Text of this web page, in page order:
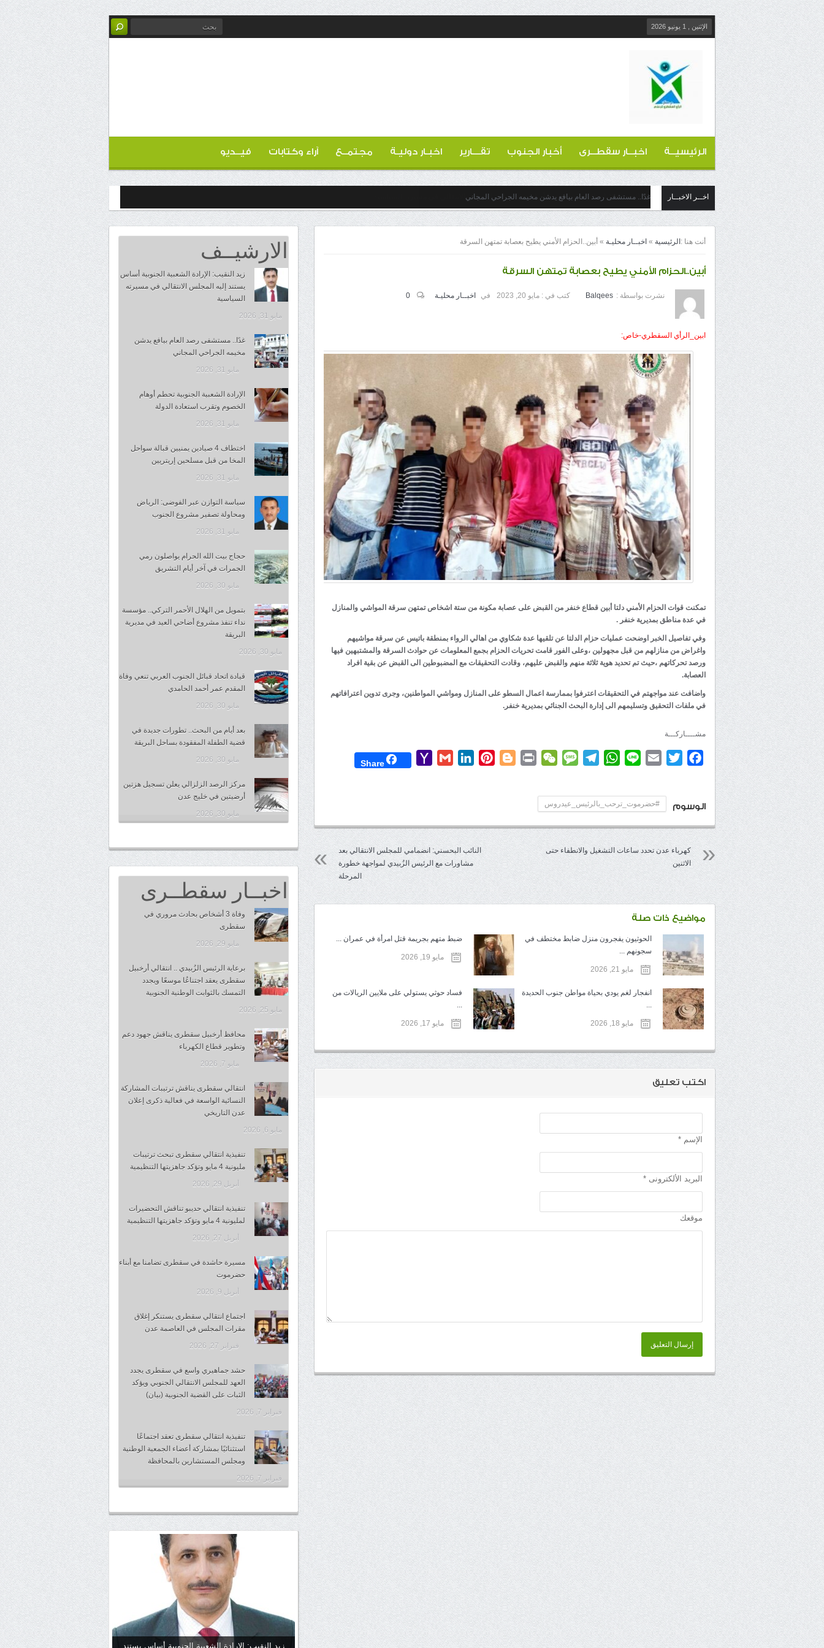
الإثنين , 1 يونيو 2026
الرئيسيــة اخبــار سقطــرى أخبار الجنوب تقـــارير اخبـار دوليـة مجتمــع آراء وكتابات فيــديو
اخــر الاخبــار غدًا.. مستشفى رصد العام بيافع يدشن مخيمه الجراحي المجاني
أنت هنا : الرئيسية » اخبــار محليـة » أبين..الحزام الأمني يطيح بعصابة تمتهن السرقة
أبين..الحزام الأمني يطيح بعصابة تمتهن السرقة
نشرت بواسطة : Balqees كتب في : مايو 20, 2023 في اخبــار محليـة 0
ابين_الرأي السقطري-خاص:
تمكنت قوات الحزام الأمني دلتا أبين قطاع خنفر من القبض على عصابة مكونة من ستة اشخاص تمتهن سرقة المواشي والمنازل
في عدة مناطق بمديرية خنفر .
وفي تفاصيل الخبر اوضحت عمليات حزام الدلتا عن تلقيها عدة شكاوي من اهالي الرواء بمنطقة باتيس عن سرقة مواشيهم
واغراض من منازلهم من قبل مجهولين ،وعلى الفور قامت تحريات الحزام بجمع المعلومات عن حوادث السرقة والمشتبهين فيها
ورصد تحركاتهم ،حيث تم تحديد هوية ثلاثة منهم والقبض عليهم، وقادت التحقيقات مع المضبوطين الى القبض عن بقية افراد
العصابة.
واضافت عند مواجهتم في التحقيقات اعترفوا بممارسة اعمال السطو على المنازل ومواشي المواطنين، وجرى تدوين اعترافاتهم
في ملفات التحقيق وتسليمهم الى إدارة البحث الجنائي بمديرية خنفر.
مشــــاركـــة
Facebook
Twitter
Email
Line
WhatsApp
Telegram
Message
WeChat
Print
Blogger
Pinterest
LinkedIn
Gmail
Yahoo
Share
الوسوم #حضرموت_ترحب_بالرئيس_عيدروس
النائب البحسني: انضمامي للمجلس الانتقالي بعد
مشاورات مع الرئيس الزُبيدي لمواجهة خطورة
المرحلة
كهرباء عدن تحدد ساعات التشغيل والانطفاء حتى
الاثنين
مواضيع ذات صلة
الحوثيون يفجرون منزل ضابط مختطف في
سجونهم ...
مايو 21, 2026
ضبط متهم بجريمة قتل امرأة في عمران ...
مايو 19, 2026
انفجار لغم يودي بحياة مواطن جنوب الحديدة
...
مايو 18, 2026
فساد حوثي يستولي على ملايين الريالات من
...
مايو 17, 2026
اكتب تعليق
الإسم *
البريد الألكترونى *
موقعك
إرسال التعليق
الارشيــف
زيد النقيب: الإرادة الشعبية الجنوبية أساس
يستند إليه المجلس الانتقالي في مسيرته
السياسية
مايو 31, 2026
غدًا.. مستشفى رصد العام بيافع يدشن
مخيمه الجراحي المجاني
مايو 31, 2026
الإرادة الشعبية الجنوبية تحطم أوهام
الخصوم وتقرب استعادة الدولة
مايو 31, 2026
اختطاف 4 صيادين يمنيين قبالة سواحل
المخا من قبل مسلحين إريتريين
مايو 31, 2026
سياسة التوازن عبر الفوضى: الرياض
ومحاولة تصفير مشروع الجنوب
مايو 31, 2026
حجاج بيت الله الحرام يواصلون رمي
الجمرات في آخر أيام التشريق
مايو 30, 2026
بتمويل من الهلال الأحمر التركي.. مؤسسة
نداء تنفذ مشروع أضاحي العيد في مديرية
البريقة
مايو 30, 2026
قيادة اتحاد قبائل الجنوب العربي تنعي وفاة
المقدم عمر أحمد الحامدي
مايو 30, 2026
بعد أيام من البحث.. تطورات جديدة في
قضية الطفلة المفقودة بساحل البريقة
مايو 30, 2026
مركز الرصد الزلزالي يعلن تسجيل هزتين
أرضيتين في خليج عدن
مايو 30, 2026
اخبــار سقطــرى
وفاة 3 أشخاص بحادث مروري في
سقطرى
مايو 29, 2026
برعاية الرئيس الزُبيدي .. انتقالي أرخبيل
سقطرى يعقد اجتناعُا موسعًا ويجدد
التمسك بالثوابت الوطنية الجنوبية
مايو 25, 2026
محافظ أرخبيل سقطرى يناقش جهود دعم
وتطوير قطاع الكهرباء
مايو 7, 2026
انتقالي سقطرى يناقش ترتيبات المشاركة
النسائية الواسعة في فعالية ذكرى إعلان
عدن التاريخي
مايو 6, 2026
تنفيذية انتقالي سقطرى تبحث ترتيبات
مليونية 4 مايو وتؤكد جاهزيتها التنظيمية
أبريل 29, 2026
تنفيذية انتقالي حديبو تناقش التحضيرات
لمليونية 4 مايو وتؤكد جاهزيتها التنظيمية
أبريل 27, 2026
مسيرة حاشدة في سقطرى تضامنا مع أبناء
حضرموت
أبريل 9, 2026
اجتماع انتقالي سقطرى يستنكر إغلاق
مقرات المجلس في العاصمة عدن
فبراير 27, 2026
حشد جماهيري واسع في سقطرى يجدد
العهد للمجلس الانتقالي الجنوبي ويؤكد
الثبات على القضية الجنوبية (بيان)
فبراير 7, 2026
تنفيذية انتقالي سقطرى تعقد اجتماعًا
استثنائيًا بمشاركة أعضاء الجمعية الوطنية
ومجلس المستشارين بالمحافظة
فبراير 7, 2026
زيد النقيب: الإرادة الشعبية الجنوبية أساس يستند